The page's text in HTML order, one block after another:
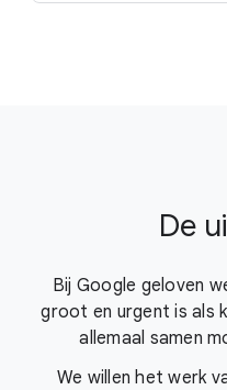
De
Bij Google geloven
groot en urgent is als
allemaal samen
We willen het werk